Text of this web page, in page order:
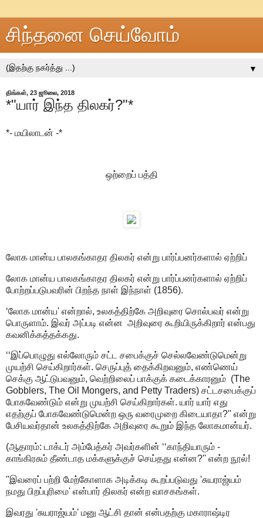
சிந்தனை செய்வோம்
▼
திங்கள், 23 ஜூலை, 2018
*"யார் இந்த திலகர்?"*
*- மயிலாடன் -*
ஒற்றைப் பத்தி
லோக மான்ய பாலகங்காதர திலகர் என்று பார்ப்பனர்களால் ஏற்றிப்
லோக மான்ய பாலகங்காதர திலகர் என்று பார்ப்பனர்களால் ஏற்றிப்
போற்றப்படுபவரின் பிறந்த நாள் இந்நாள் (1856).
‘லோக மான்ய' என்றால், உலகத்திற்கே அறிவுரை சொல்பவர் என்று
பொருளாம். இவர் அப்படி என்ன அறிவுரை கூறியிருக்கிறார் என்பது
கவனிக்கத்தக்கது.
‘‘இப்பொழுது எல்லோரும் சட்ட சபைக்குச் செல்லவேண்டுமென்று
முயற்சி செய்கிறார்கள். செருப்புத் தைக்கிறவனும், எண்ணெய்
செக்கு ஆட்டுபவனும், வெற்றிலைப் பாக்குக் கடைக்காரனும் (The
Gobblers, The Oil Mongers, and Petty Traders) சட்டசபைக்குப்
போகவேண்டும் என்று முயற்சி செய்கிறார்கள். யார் யார் எது
எதற்குப் போகவேண்டுமென்ற ஒரு வரைமுறை கிடையாதா?'' என்று
பேசியவர்தான் உலகத்திற்கே அறிவுரை கூறும் இந்த லோகமான்யர்.
(ஆதாரம்: டாக்டர் அம்பேத்கர் அவர்களின் ‘‘காந்தியாரும் -
காங்கிரசும் தீண்டாத மக்களுக்குச் செய்தது என்ன?'' என்ற நூல்!
''இவரைப் பற்றி மேற்கோளாக அடிக்கடி கூறப்படுவது 'சுயராஜ்யம்
நமது பிறப்புரிமை' என்பார் திலகர் என்ற வாசகங்கள்.
இவரது 'சுயராஜ்யம்' மனு ஆட்சி தான் என்பதற்கு மகாராஷ்டிர